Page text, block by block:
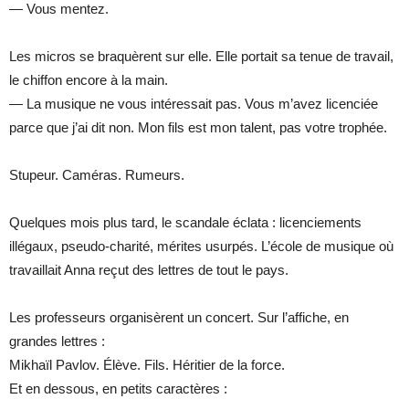
— Vous mentez.
Les micros se braquèrent sur elle. Elle portait sa tenue de travail,
le chiffon encore à la main.
— La musique ne vous intéressait pas. Vous m’avez licenciée
parce que j’ai dit non. Mon fils est mon talent, pas votre trophée.
Stupeur. Caméras. Rumeurs.
Quelques mois plus tard, le scandale éclata : licenciements
illégaux, pseudo-charité, mérites usurpés. L’école de musique où
travaillait Anna reçut des lettres de tout le pays.
Les professeurs organisèrent un concert. Sur l’affiche, en
grandes lettres :
Mikhaïl Pavlov. Élève. Fils. Héritier de la force.
Et en dessous, en petits caractères :